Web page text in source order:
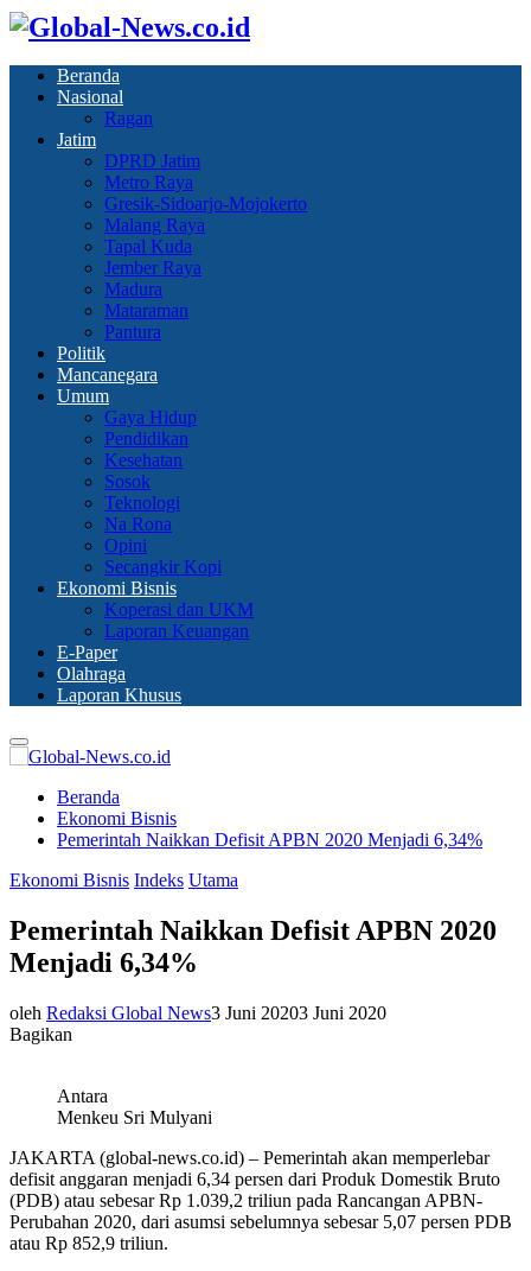
Beranda
Nasional
Ragan
Jatim
DPRD Jatim
Metro Raya
Gresik-Sidoarjo-Mojokerto
Malang Raya
Tapal Kuda
Jember Raya
Madura
Mataraman
Pantura
Politik
Mancanegara
Umum
Gaya Hidup
Pendidikan
Kesehatan
Sosok
Teknologi
Na Rona
Opini
Secangkir Kopi
Ekonomi Bisnis
Koperasi dan UKM
Laporan Keuangan
E-Paper
Olahraga
Laporan Khusus
Primary
Menu
Beranda
Ekonomi Bisnis
Pemerintah Naikkan Defisit APBN 2020 Menjadi 6,34%
Ekonomi Bisnis Indeks Utama
Pemerintah Naikkan Defisit APBN 2020
Menjadi 6,34%
oleh Redaksi Global News3 Juni 20203 Juni 2020
Bagikan
Antara
Menkeu Sri Mulyani
JAKARTA (global-news.co.id) – Pemerintah akan memperlebar
defisit anggaran menjadi 6,34 persen dari Produk Domestik Bruto
(PDB) atau sebesar Rp 1.039,2 triliun pada Rancangan APBN-
Perubahan 2020, dari asumsi sebelumnya sebesar 5,07 persen PDB
atau Rp 852,9 triliun.